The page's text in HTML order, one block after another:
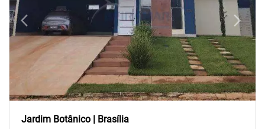
arrow_back_iosPrevious arrow_forward_ios
Next
Jardim Botânico | Brasília